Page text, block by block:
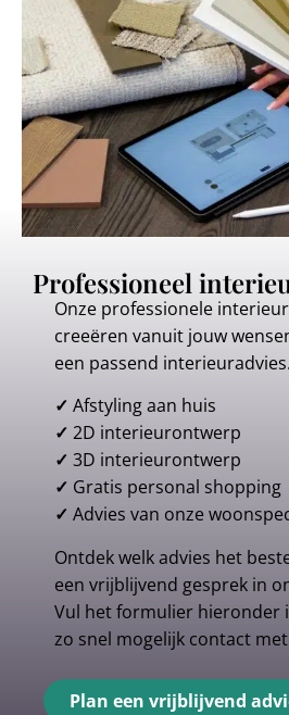
Professioneel
Onze professionele
creeëren vanuit jouw
een passend interieuradvies.
✓ Afstyling aan huis
✓ 2D interieurontwerp
✓ 3D interieurontwerp
✓ Gratis personal shopping
✓ Advies van onze
Ontdek welk advies het
een vrijblijvend gesprek in
Vul het formulier hieronder
zo snel mogelijk contact
Plan een vrijblijvend